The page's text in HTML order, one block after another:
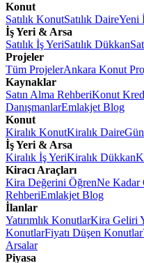
Konut
Satılık KonutSatılık DaireYeni
İş Yeri & Arsa
Satılık İş YeriSatılık Dükkan
Projeler
Tüm ProjelerAnkara Konut
Kaynaklar
Satın Alma RehberiKonut
DanışmanlarEmlakjet Blog
Konut
Kiralık KonutKiralık Daire
İş Yeri & Arsa
Kiralık İş YeriKiralık Dükkan
Kiracı Araçları
Kira Değerini ÖğrenNe Kadar
RehberiEmlakjet Blog
İlanlar
Yatırımlık KonutlarKira Geliri
KonutlarFiyatı Düşen Konutlar
Arsalar
Piyasa